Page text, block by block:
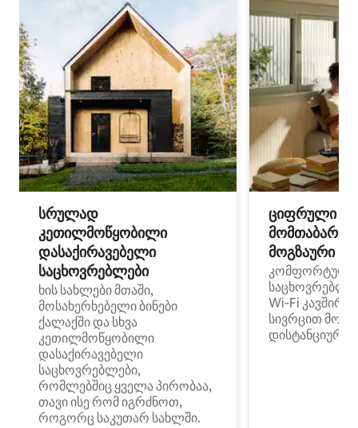
სრულად
კეთილმოწყობილი
დასაქირავებელი
საცხოვრებლები
ხის სახლები მთაში,
მოსახერხებელი ბინები
ქალაქში და სხვა
კეთილმოწყობილი
დასაქირავებელი
საცხოვრებლები,
რომლებშიც ყველა პირობაა,
თავი ისე რომ იგრძნოთ,
როგორც საკუთარ სახლში.
ციფრული
მოგზაური
კომფორტული
Wi‑Fi
სივრცით
დისტანციური